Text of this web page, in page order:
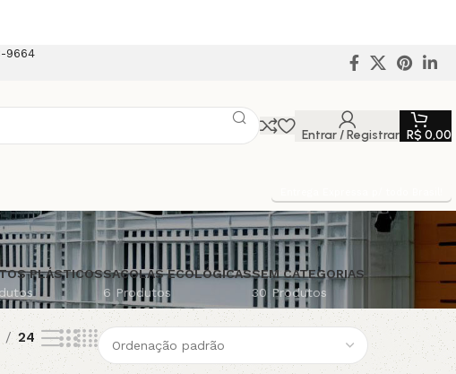
9664
Entrar / Registrar R$ 0,00
PLÁSTICOSSACOLAS ECOLÓGICAS
6 Produtos
SEM CATEGORIAS
30 Produtos
24